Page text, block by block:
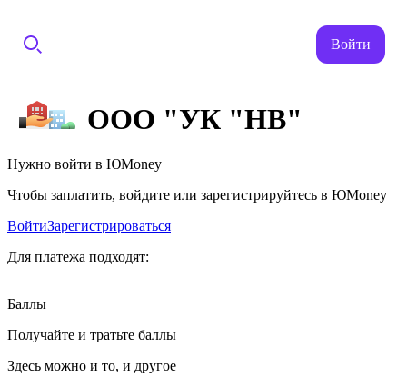
Войти
ООО "УК "НВ"
Нужно войти в ЮMoney
Чтобы заплатить, войдите или зарегистрируйтесь в ЮMoney
ВойтиЗарегистрироваться
Для платежа подходят:
Баллы
Получайте и тратьте баллы
Здесь можно и то, и другое